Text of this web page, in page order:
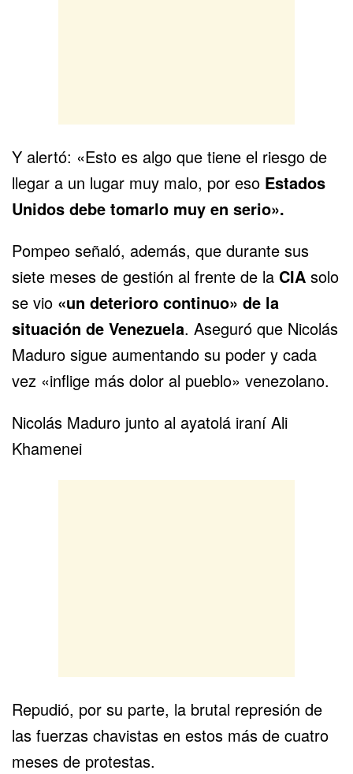
Y alertó: «Esto es algo que tiene el riesgo de
llegar a un lugar muy malo, por eso Estados
Unidos debe tomarlo muy en serio».
Pompeo señaló, además, que durante sus
siete meses de gestión al frente de la CIA solo
se vio «un deterioro continuo» de la
situación de Venezuela. Aseguró que Nicolás
Maduro sigue aumentando su poder y cada
vez «inflige más dolor al pueblo» venezolano.
Nicolás Maduro junto al ayatolá iraní Ali
Khamenei
Repudió, por su parte, la brutal represión de
las fuerzas chavistas en estos más de cuatro
meses de protestas.